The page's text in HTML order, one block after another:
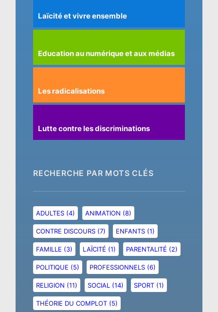
Laïcité et vivre ensemble
Education au numérique et aux médias
Les radicalisations
Lutte contre les discriminations
RECHERCHE PAR MOTS CLÉS
ADULTES (4) ANIMATION (8)
CONTRE DISCOURS (7) ENFANTS (1)
FAMILLE (3) LAÏCITÉ (1) PARENTALITÉ (2)
POLITIQUE (5) PROFESSIONNELS (6)
RELIGION (11) SOCIAL (14) SPORT (1)
THÉORIE DU COMPLOT (5)